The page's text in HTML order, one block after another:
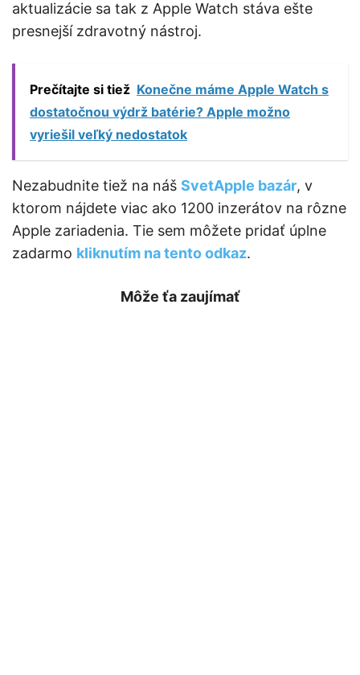
aktualizácie sa tak z Apple Watch stáva ešte
presnejší zdravotný nástroj.
Prečítajte si tiež Konečne máme Apple Watch s
dostatočnou výdrž batérie? Apple možno
vyriešil veľký nedostatok
Nezabudnite tiež na náš SvetApple bazár, v
ktorom nájdete viac ako 1200 inzerátov na rôzne
Apple zariadenia. Tie sem môžete pridať úplne
zadarmo kliknutím na tento odkaz.
Môže ťa zaujímať